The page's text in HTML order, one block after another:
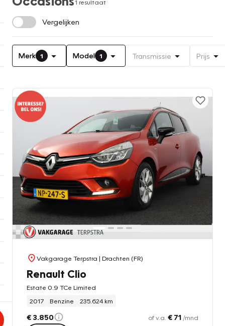
1 resultaat
Vergelijken
Merk 1 Model 1 Transmissie Prijs
Vakgarage Terpstra | Drachten (FR)
Renault Clio
Estate 0.9 TCe Limited
2017
Benzine 235.624 km
€ 3.850 of v.a. € 71 /mnd